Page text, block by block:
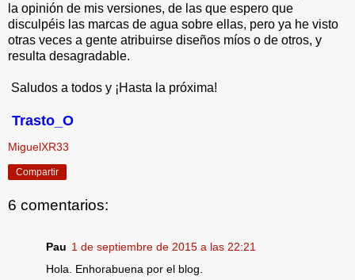
la opinión de mis versiones, de las que espero que
disculpéis las marcas de agua sobre ellas, pero ya he visto
otras veces a gente atribuirse diseños míos o de otros, y
resulta desagradable.
Saludos a todos y ¡Hasta la próxima!
Trasto_O
MiguelXR33
Compartir
6 comentarios:
Pau 1 de septiembre de 2015 a las 22:21
Hola. Enhorabuena por el blog.